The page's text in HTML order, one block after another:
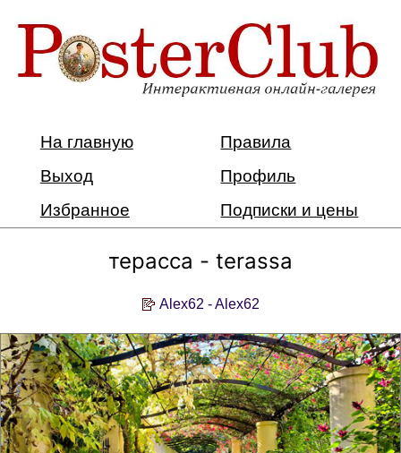
На главную
Правила
Выход
Профиль
Избранное
Подписки и цены
терасса - terassa
Alex62 - Alex62